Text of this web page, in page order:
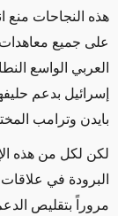
هذه النجاحات منع
على جميع
العربي الواسع
إسرائيل بدعم
بايدن وترامب
لكن لكل من هذه
البرودة في
مروراً بتقليص